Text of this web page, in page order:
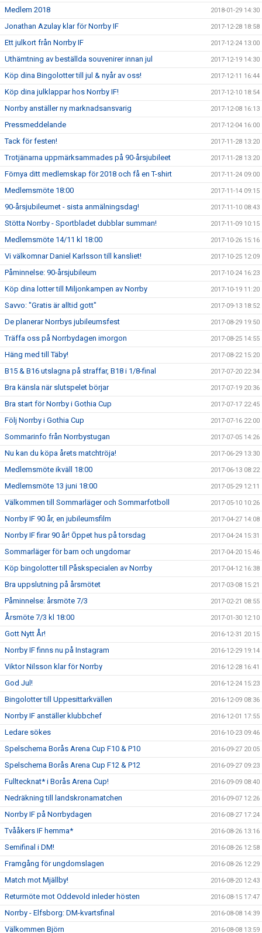
Medlem 2018 2018-01-29 14:30
Jonathan Azulay klar för Norrby IF 2017-12-28 18:58
Ett julkort från Norrby IF 2017-12-24 13:00
Uthämtning av beställda souvenirer innan jul 2017-12-19 14:30
Köp dina Bingolotter till jul & nyår av oss! 2017-12-11 16:44
Köp dina julklappar hos Norrby IF! 2017-12-10 18:54
Norrby anställer ny marknadsansvarig 2017-12-08 16:13
Pressmeddelande 2017-12-04 16:00
Tack för festen! 2017-11-28 13:20
Trotjänarna uppmärksammades på 90-årsjubileet 2017-11-28 13:20
Förnya ditt medlemskap för 2018 och få en T-shirt 2017-11-24 09:00
Medlemsmöte 18:00 2017-11-14 09:15
90-årsjubileumet - sista anmälningsdag! 2017-11-10 08:43
Stötta Norrby - Sportbladet dubblar summan! 2017-11-09 10:15
Medlemsmöte 14/11 kl 18:00 2017-10-26 15:16
Vi välkomnar Daniel Karlsson till kansliet! 2017-10-25 12:09
Påminnelse: 90-årsjubileum 2017-10-24 16:23
Köp dina lotter till Miljonkampen av Norrby 2017-10-19 11:20
Savvo: "Gratis är alltid gott" 2017-09-13 18:52
De planerar Norrbys jubileumsfest 2017-08-29 19:50
Träffa oss på Norrbydagen imorgon 2017-08-25 14:55
Häng med till Täby! 2017-08-22 15:20
B15 & B16 utslagna på straffar, B18 i 1/8-final 2017-07-20 22:34
Bra känsla när slutspelet börjar 2017-07-19 20:36
Bra start för Norrby i Gothia Cup 2017-07-17 22:45
Följ Norrby i Gothia Cup 2017-07-16 22:00
Sommarinfo från Norrbystugan 2017-07-05 14:26
Nu kan du köpa årets matchtröja! 2017-06-29 13:30
Medlemsmöte ikväll 18:00 2017-06-13 08:22
Medlemsmöte 13 juni 18:00 2017-05-29 12:11
Välkommen till Sommarläger och Sommarfotboll 2017-05-10 10:26
Norrby IF 90 år, en jubileumsfilm 2017-04-27 14:08
Norrby IF firar 90 år! Öppet hus på torsdag 2017-04-24 15:31
Sommarläger för barn och ungdomar 2017-04-20 15:46
Köp bingolotter till Påskspecialen av Norrby 2017-04-12 16:38
Bra uppslutning på årsmötet 2017-03-08 15:21
Påminnelse: årsmöte 7/3 2017-02-21 08:55
Årsmöte 7/3 kl 18:00 2017-01-30 12:10
Gott Nytt År! 2016-12-31 20:15
Norrby IF finns nu på Instagram 2016-12-29 19:14
Viktor Nilsson klar för Norrby 2016-12-28 16:41
God Jul! 2016-12-24 15:23
Bingolotter till Uppesittarkvällen 2016-12-09 08:36
Norrby IF anställer klubbchef 2016-12-01 17:55
Ledare sökes 2016-10-23 09:46
Spelschema Borås Arena Cup F10 & P10 2016-09-27 20:05
Spelschema Borås Arena Cup F12 & P12 2016-09-27 09:23
Fulltecknat* i Borås Arena Cup! 2016-09-09 08:40
Nedräkning till landskronamatchen 2016-09-07 12:26
Norrby IF på Norrbydagen 2016-08-27 17:24
Tvååkers IF hemma* 2016-08-26 13:16
Semifinal i DM! 2016-08-26 12:58
Framgång för ungdomslagen 2016-08-26 12:29
Match mot Mjällby! 2016-08-20 12:43
Returmöte mot Oddevold inleder hösten 2016-08-15 17:47
Norrby - Elfsborg: DM-kvartsfinal 2016-08-08 14:39
Välkommen Björn 2016-08-08 13:59